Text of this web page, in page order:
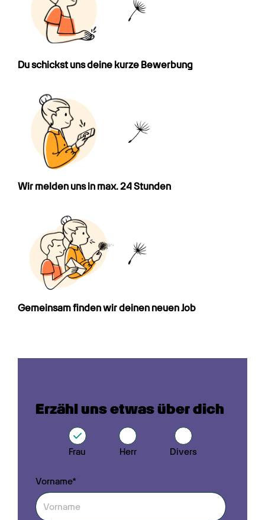
Du schickst uns deine kurze Bewerbung
Wir melden uns in max. 24 Stunden
Gemeinsam finden wir deinen neuen Job
Erzähl uns etwas über dich
Frau Herr Divers
Vorname*